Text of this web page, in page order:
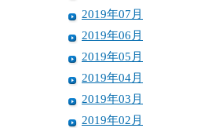
2019年07月
2019年06月
2019年05月
2019年04月
2019年03月
2019年02月